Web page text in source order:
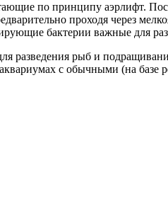
по принципу аэрлифт.
проходя через
бактерии важные для
разведения рыб и
с обычными (на базе